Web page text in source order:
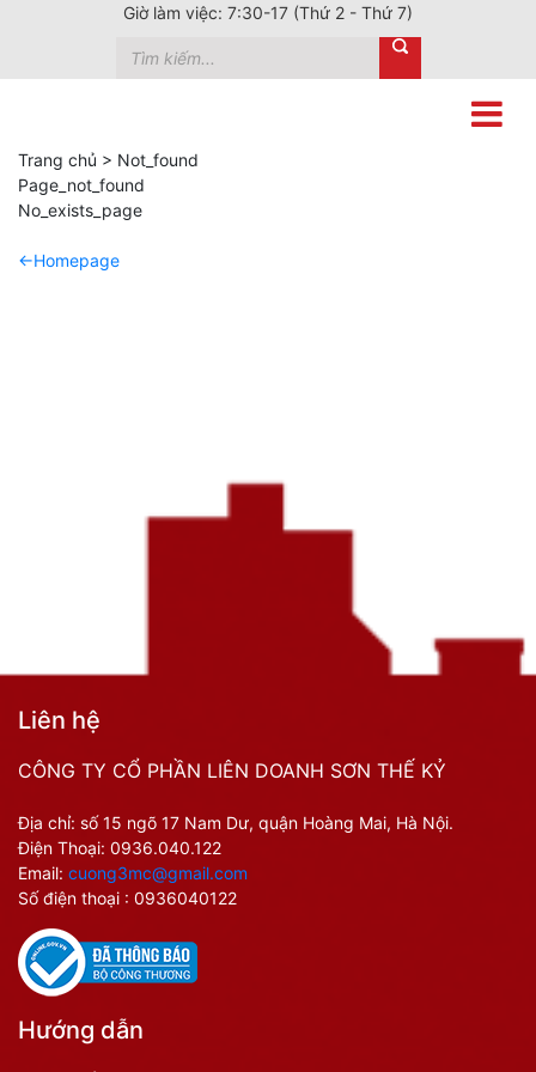
Giờ làm việc: 7:30-17 (Thứ 2 - Thứ 7)
Trang chủ > Not_found
Page_not_found
No_exists_page
←Homepage
Liên hệ
CÔNG TY CỔ PHẦN LIÊN DOANH SƠN THẾ KỶ
Địa chỉ: số 15 ngõ 17 Nam Dư, quận Hoàng Mai, Hà Nội.
Điện Thoại: 0936.040.122
Email: cuong3mc@gmail.com
Số điện thoại : 0936040122
Hướng dẫn